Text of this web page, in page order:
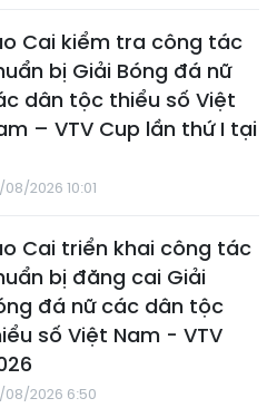
Cai kiểm tra công tác
bị Giải Bóng đá nữ
dân tộc thiểu số Việt
– VTV Cup lần thứ I tại
2026 10:01
Cai triển khai công tác
bị đăng cai Giải
đá nữ các dân tộc
số Việt Nam - VTV
08/2026 6:50